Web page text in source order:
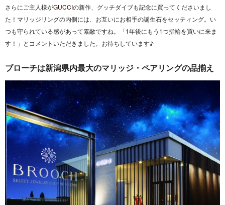
さらにご主人様がGUCCIの新作、グッチダイブも記念に買ってくださいまし
た！マリッジリングの内側には、お互いにお相手の誕生石をセッティング。い
つも守られている感があって素敵ですね。「1年後にもう1つ指輪を買いに来ま
す！」とコメントいただきました。お待ちしています♪
ブローチは新潟県内最大のマリッジ・ペアリングの品揃え